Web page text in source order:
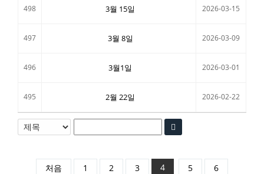
498 3월 15일 2026-03-15
497 3월 8일 2026-03-09
496 3월1일 2026-03-01
495 2월 22일 2026-02-22
처음 1 2 3 4 5
6